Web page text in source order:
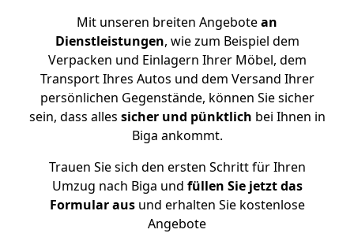
Mit unseren breiten Angebotean
Dienstleistungen, wie zum Beispiel dem
Verpacken und Einlagern Ihrer Möbel, dem
Transport Ihres Autos und dem Versand Ihrer
persönlichen Gegenstände, können Sie sicher
sein, dass alles sicher und pünktlich bei Ihnen in
Biga ankommt.
Trauen Sie sich den ersten Schritt für Ihren
Umzug nach Biga und füllen Sie jetzt das
Formular ausund erhalten Sie kostenlose
Angebote